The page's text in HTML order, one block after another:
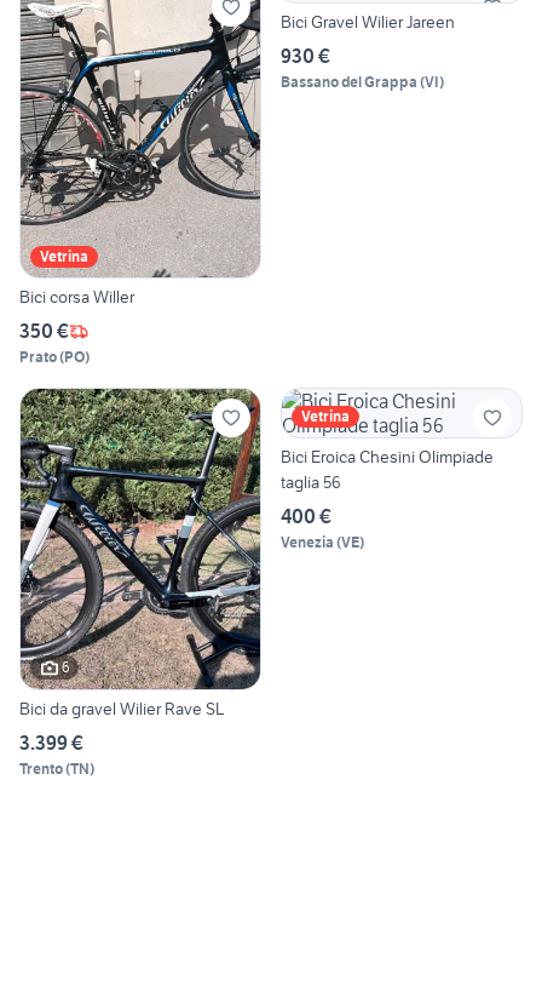
Vetrina
Bici corsa Willer
350 €
Prato(PO)
Bici Gravel Wilier Jareen
930 €
Bassano del Grappa (VI)
6
Bici da gravel Wilier Rave SL
3.399 €
Trento(TN)
Vetrina
Bici Eroica Chesini Olimpiade
taglia 56
400 €
Venezia (VE)